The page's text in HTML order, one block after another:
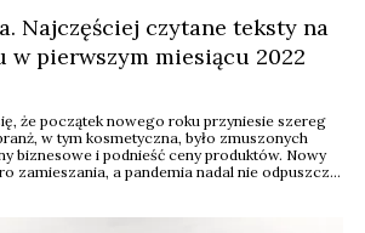
Najczęściej czytane teksty na
w pierwszym miesiącu 2022
że początek nowego roku przyniesie szereg
w tym kosmetyczna, było zmuszonych
biznesowe i podnieść ceny produktów. Nowy
zamieszania, a pandemia nadal nie odpuszcza.
w styczniu 2022 roku. ...